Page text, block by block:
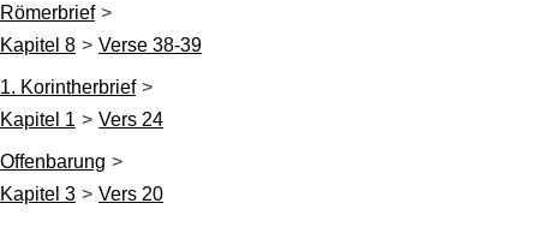
Römerbrief
Kapitel 8
Verse 38-39
1. Korintherbrief
Kapitel 1
Vers 24
Offenbarung
Kapitel 3
Vers 20